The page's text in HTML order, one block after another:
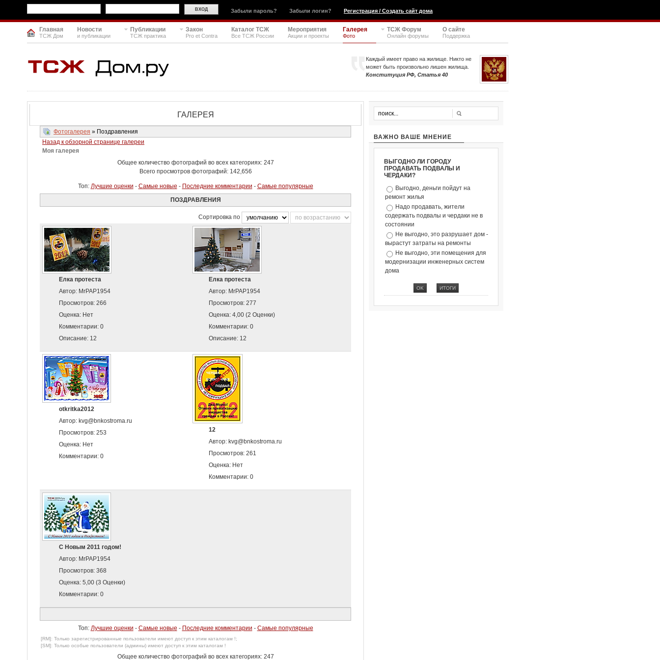
Забыли пароль? Забыли логин? Регистрация / Создать сайт дома
Главная
ТСЖ Дом
Новости
и публикации
Публикации
ТСЖ практика
Закон
Pro et Contra
Каталог ТСЖ
Все ТСЖ России
Мероприятия
Акции и проекты
Галерея
Фото
ТСЖ Форум
Онлайн форумы
О сайте
Поддержка
Каждый имеет право на жилище. Никто не
может быть произвольно лишен жилища.
Конституция РФ, Статья 40
ГАЛЕРЕЯ
Фотогалерея » Поздравления
Назад к обзорной странице галереи
Моя галерея
Общее количество фотографий во всех категориях: 247
Всего просмотров фотографий: 142,656
Топ: Лучшие оценки - Самые новые - Последние комментарии - Самые популярные
ПОЗДРАВЛЕНИЯ
Сортировка по
Елка протеста
Автор: MrPAP1954
Просмотров: 266
Оценка: Нет
Комментарии: 0
Описание: 12
Елка протеста
Автор: MrPAP1954
Просмотров: 277
Оценка: 4,00 (2 Оценки)
Комментарии: 0
Описание: 12
otkritka2012
Автор: kvg@bnkostroma.ru
Просмотров: 253
Оценка: Нет
Комментарии: 0
12
Автор: kvg@bnkostroma.ru
Просмотров: 261
Оценка: Нет
Комментарии: 0
С Новым 2011 годом!
Автор: MrPAP1954
Просмотров: 368
Оценка: 5,00 (3 Оценки)
Комментарии: 0
Топ: Лучшие оценки - Самые новые - Последние комментарии - Самые популярные
[RM]: Только зарегистрированные пользователи имеют доступ к этим каталогам !;
[SM]: Только особые пользователи (админы) имеют доступ к этим каталогам !
Общее количество фотографий во всех категориях: 247
ВАЖНО ВАШЕ МНЕНИЕ
ВЫГОДНО ЛИ ГОРОДУ
ПРОДАВАТЬ ПОДВАЛЫ И
ЧЕРДАКИ?
Выгодно, деньги пойдут на
ремонт жилья
Надо продавать, жители
содержать подвалы и чердаки не в
состоянии
Не выгодно, это разрушает дом -
вырастут затраты на ремонты
Не выгодно, эти помещения для
модернизации инженерных систем
дома